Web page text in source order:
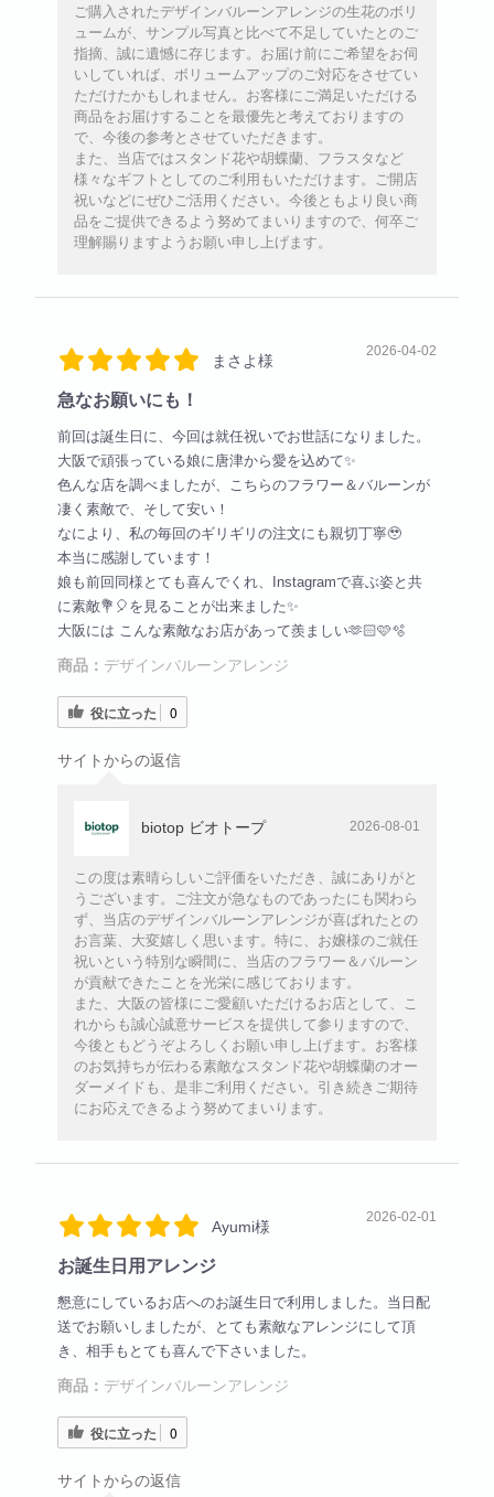
ご購入されたデザインバルーンアレンジの生花のボリ
ュームが、サンプル写真と比べて不足していたとのご
指摘、誠に遺憾に存じます。お届け前にご希望をお伺
いしていれば、ボリュームアップのご対応をさせてい
ただけたかもしれません。お客様にご満足いただける
商品をお届けすることを最優先と考えておりますの
で、今後の参考とさせていただきます。
また、当店ではスタンド花や胡蝶蘭、フラスタなど
様々なギフトとしてのご利用もいただけます。ご開店
祝いなどにぜひご活用ください。今後ともより良い商
品をご提供できるよう努めてまいりますので、何卒ご
理解賜りますようお願い申し上げます。
まさよ様
2026-04-02
急なお願いにも！
前回は誕生日に、今回は就任祝いでお世話になりました。
大阪で頑張っている娘に唐津から愛を込めて✨️
色んな店を調べましたが、こちらのフラワー＆バルーンが
凄く素敵で、そして安い！
なにより、私の毎回のギリギリの注文にも親切丁寧🥹
本当に感謝しています！
娘も前回同様とても喜んでくれ、Instagramで喜ぶ姿と共
に素敵💐🎈を見ることが出来ました✨️
大阪には こんな素敵なお店があって羨ましい‪🫶🏻︎🩷🫧
商品： デザインバルーンアレンジ
役に立った 0
サイトからの返信
biotop ビオトープ 2026-08-01
この度は素晴らしいご評価をいただき、誠にありがと
うございます。ご注文が急なものであったにも関わら
ず、当店のデザインバルーンアレンジが喜ばれたとの
お言葉、大変嬉しく思います。特に、お嬢様のご就任
祝いという特別な瞬間に、当店のフラワー＆バルーン
が貢献できたことを光栄に感じております。
また、大阪の皆様にご愛顧いただけるお店として、こ
れからも誠心誠意サービスを提供して参りますので、
今後ともどうぞよろしくお願い申し上げます。お客様
のお気持ちが伝わる素敵なスタンド花や胡蝶蘭のオー
ダーメイドも、是非ご利用ください。引き続きご期待
にお応えできるよう努めてまいります。
Ayumi様
2026-02-01
お誕生日用アレンジ
懇意にしているお店へのお誕生日で利用しました。当日配
送でお願いしましたが、とても素敵なアレンジにして頂
き、相手もとても喜んで下さいました。
商品： デザインバルーンアレンジ
役に立った 0
サイトからの返信